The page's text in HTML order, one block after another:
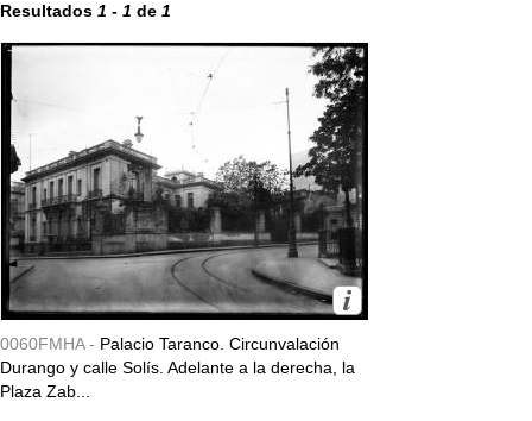
Resultados 1 - 1 de 1
0060FMHA - Palacio Taranco. Circunvalación
Durango y calle Solís. Adelante a la derecha, la
Plaza Zab...